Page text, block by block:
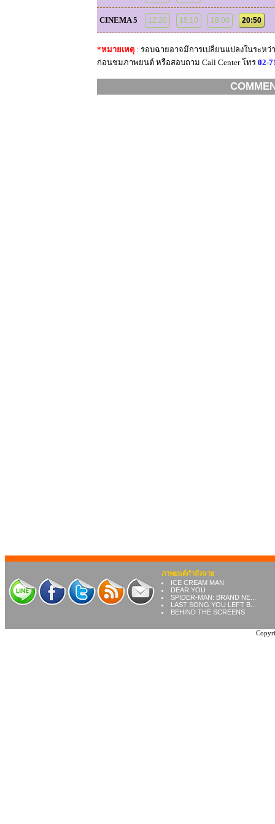
CINEMA 5 12:20 15:10 18:00 20:50
*หมายเหตุ : รอบฉายอาจมีการเปลี่ยนแปลงในระหว่
ก่อนชมภาพยนต์ หรือสอบถาม Call Center โทร 02-
ภาพยนต์กำลังฉาย
ICE CREAM MAN
DEAR YOU
SPIDER-MAN: BRAND NE...
LAST SONG YOU LEFT B...
BEHIND THE SCREENS